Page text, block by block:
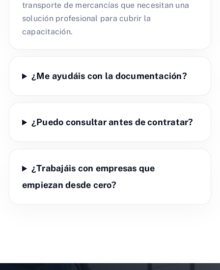
transporte de mercancías que necesitan una
solución profesional para cubrir la
capacitación.
¿Me ayudáis con la documentación?
¿Puedo consultar antes de contratar?
¿Trabajáis con empresas que
empiezan desde cero?